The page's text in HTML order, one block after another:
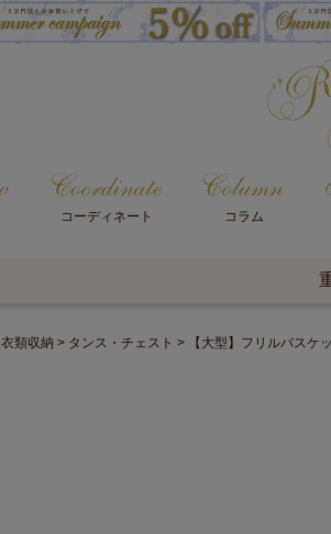
コーディネート コラム
衣類収納 タンス・チェスト 【大型】フリルバスケ